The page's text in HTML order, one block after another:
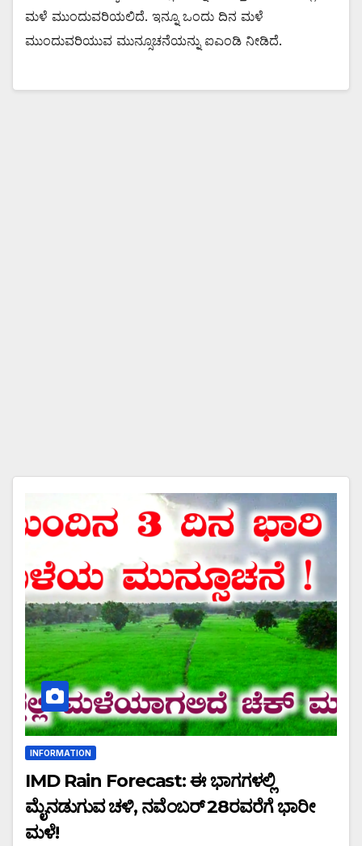
ಮಳೆ ಮುಂದುವರಿಯಲಿದೆ. ಇನ್ನೂ ಒಂದು ದಿನ ಮಳೆ
ಮುಂದುವರಿಯುವ ಮುನ್ಸೂಚನೆಯನ್ನು ಐಎಂಡಿ ನೀಡಿದೆ.
INFORMATION
IMD Rain Forecast: ಈ ಭಾಗಗಳಲ್ಲಿ
ಮೈನಡುಗುವ ಚಳಿ, ನವೆಂಬರ್‌ 28ರವರೆಗೆ ಭಾರೀ
ಮಳೆ!